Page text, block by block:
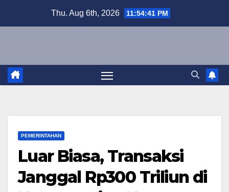
Thu. Aug 6th, 2026 11:54:42 PM
PEMERINTAHAN
Luar Biasa, Transaksi
Janggal Rp300 Triliun di